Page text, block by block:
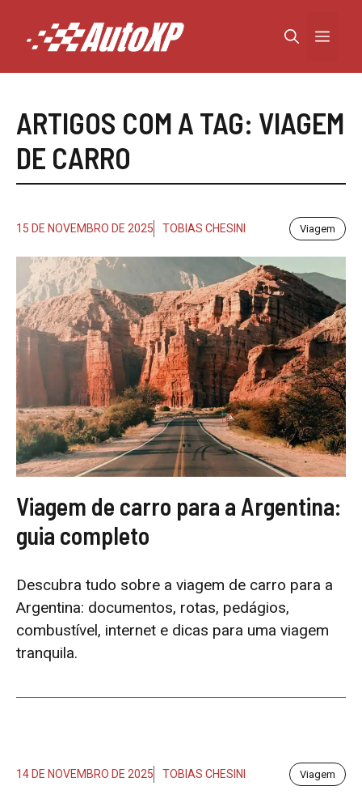
conteúdo
Menu
ARTIGOS COM A TAG: VIAGEM
DE CARRO
15 DE NOVEMBRO DE 2025 TOBIAS CHESINI Viagem
Viagem de carro para a Argentina:
guia completo
Descubra tudo sobre a viagem de carro para a
Argentina: documentos, rotas, pedágios,
combustível, internet e dicas para uma viagem
tranquila.
14 DE NOVEMBRO DE 2025 TOBIAS CHESINI Viagem